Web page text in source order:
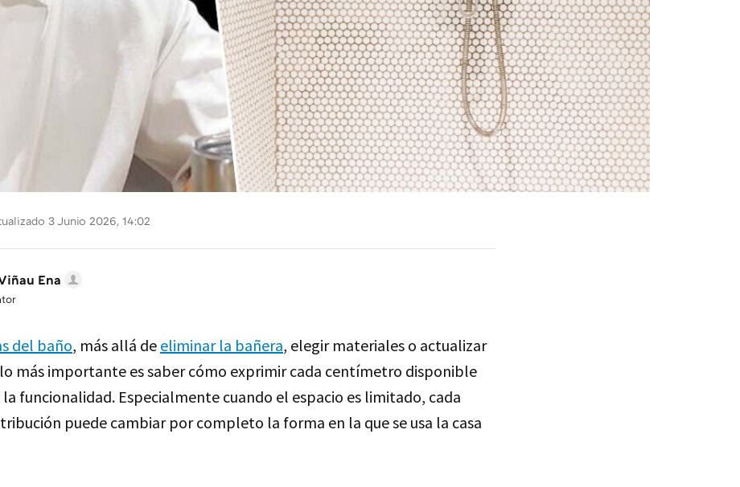
3 Junio 2026, 14:02
Ena
del baño, más allá de eliminar la bañera, elegir materiales o actualizar
más importante es saber cómo exprimir cada centímetro disponible
la funcionalidad. Especialmente cuando el espacio es limitado, cada
puede cambiar por completo la forma en la que se usa la casa